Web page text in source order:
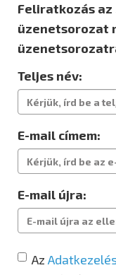
Feliratkozás
üzenetsorozat
Teljes név:
E-mail címem:
E-mail újra:
Az